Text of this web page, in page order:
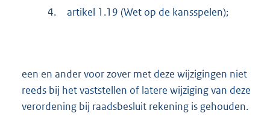
4. artikel 1.19 (Wet op de kansspelen);
een en ander voor zover met deze wijzigingen niet
reeds bij het vaststellen of latere wijziging van deze
verordening bij raadsbesluit rekening is gehouden.